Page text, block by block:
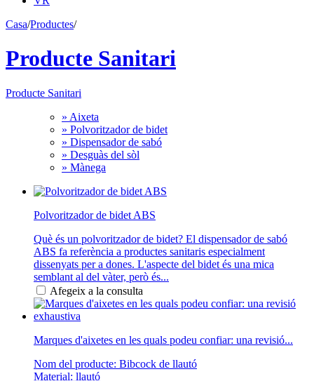
Casa/Productes/
Producte Sanitari
Producte Sanitari
» Aixeta
» Polvoritzador de bidet
» Dispensador de sabó
» Desguàs del sòl
» Mànega
Polvoritzador de bidet ABS
Què és un polvoritzador de bidet? El dispensador de sabó
ABS fa referència a productes sanitaris especialment
dissenyats per a dones. L'aspecte del bidet és una mica
semblant al del vàter, però és...
Afegeix a la consulta
Marques d'aixetes en les quals podeu confiar: una revisió...
Nom del producte: Bibcock de llautó
Material: llautó